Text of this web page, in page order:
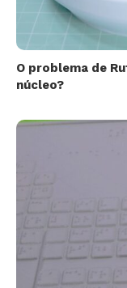
O problema de
núcleo?